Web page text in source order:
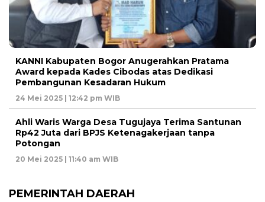
KANNI Kabupaten Bogor Anugerahkan Pratama
Award kepada Kades Cibodas atas Dedikasi
Pembangunan Kesadaran Hukum
24 Mei 2025 | 12:42 pm WIB
Ahli Waris Warga Desa Tugujaya Terima Santunan
Rp42 Juta dari BPJS Ketenagakerjaan tanpa
Potongan
20 Mei 2025 | 11:40 am WIB
PEMERINTAH DAERAH